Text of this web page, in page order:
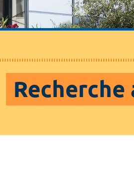
Recherche